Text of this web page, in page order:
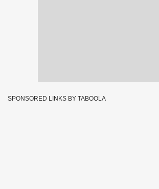
SPONSORED LINKS BY TABOOLA